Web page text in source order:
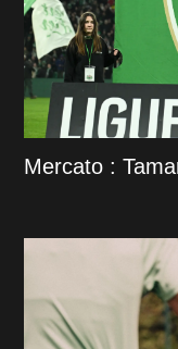
Mercato :